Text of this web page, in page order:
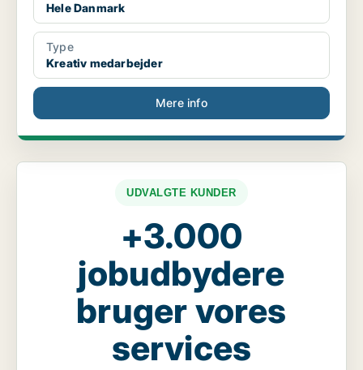
Hele Danmark
Type
Kreativ medarbejder
Mere info
UDVALGTE KUNDER
+3.000
jobudbydere
bruger vores
services